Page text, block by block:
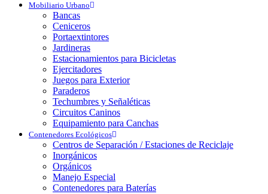
Mobiliario Urbano
Bancas
Ceniceros
Portaextintores
Jardineras
Estacionamientos para Bicicletas
Ejercitadores
Juegos para Exterior
Paraderos
Techumbres y Señaléticas
Circuitos Caninos
Equipamiento para Canchas
Contenedores Ecológicos
Centros de Separación / Estaciones de Reciclaje
Inorgánicos
Orgánicos
Manejo Especial
Contenedores para Baterías